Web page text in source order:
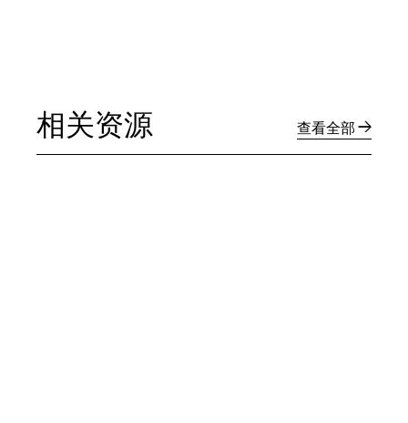
相关资源 查看全部